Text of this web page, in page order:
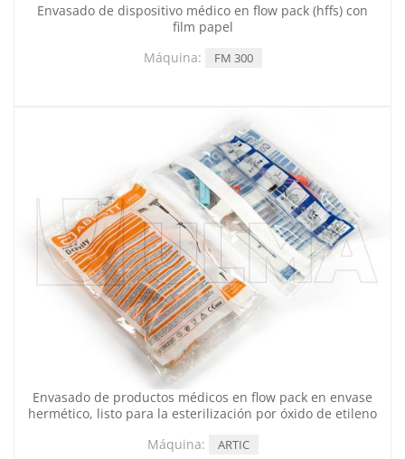
Envasado de dispositivo médico en flow pack (hffs) con
film papel
Máquina:
FM 300
Envasado de productos médicos en flow pack en envase
hermético, listo para la esterilización por óxido de etileno
Máquina:
ARTIC